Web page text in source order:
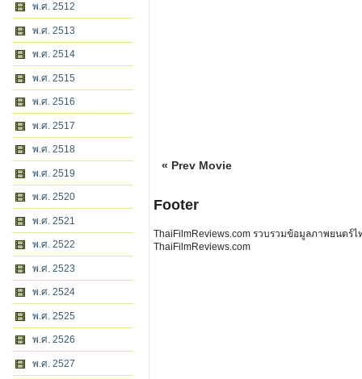
พ.ศ. 2512
พ.ศ. 2513
พ.ศ. 2514
พ.ศ. 2515
พ.ศ. 2516
พ.ศ. 2517
พ.ศ. 2518
พ.ศ. 2519
พ.ศ. 2520
พ.ศ. 2521
พ.ศ. 2522
พ.ศ. 2523
พ.ศ. 2524
พ.ศ. 2525
พ.ศ. 2526
พ.ศ. 2527
« Prev Movie
Footer
ThaiFilmReviews.com รวบรวมข้อมูลภาพยนตร์
ThaiFilmReviews.com